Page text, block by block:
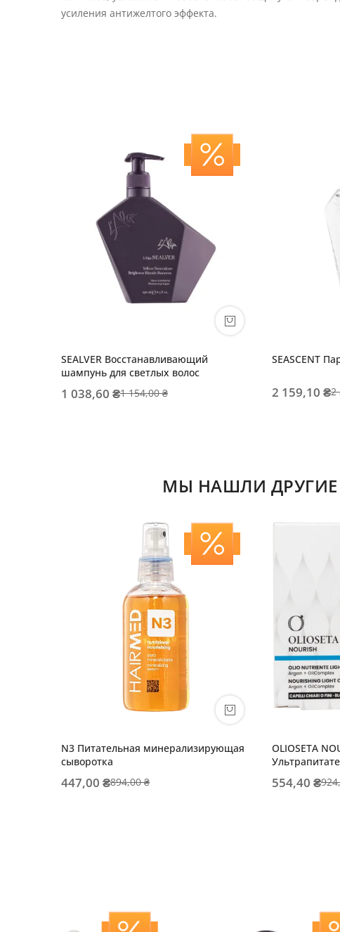
усиления антижелтого эффекта.
SEALVER Восстанавливающий
шампунь для светлых волос
1 038,60 ₴1 154,00 ₴
SEASCENT
2 159,10 ₴2
МЫ НАШЛИ ДРУГИЕ
N3 Питательная минерализирующая
сыворотка
447,00 ₴894,00 ₴
OLIOSETA
554,40 ₴